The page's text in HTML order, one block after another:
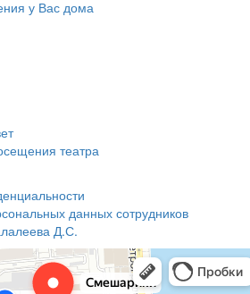
у Вас дома
театра
данных сотрудников
Д.С.